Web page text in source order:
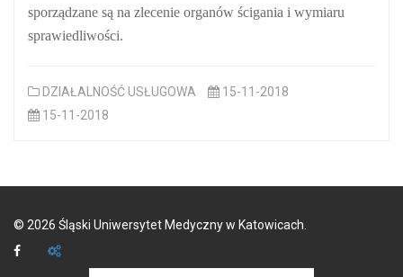
sporządzane są na zlecenie organów ścigania i wymiaru
sprawiedliwości.
DZIAŁALNOŚĆ USŁUGOWA
15-11-2018
15-11-2018
© 2026 Śląski Uniwersytet Medyczny w Katowicach.